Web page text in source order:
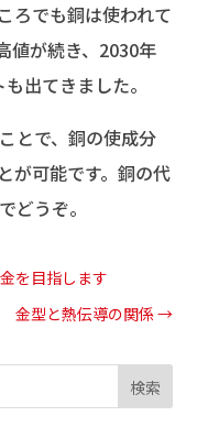
ろでも銅は使われて
値が続き、2030年
出てきました。
とで、銅の使成分
が可能です。銅の代
どうぞ。
を目指します
金型と熱伝導の関係→
検索